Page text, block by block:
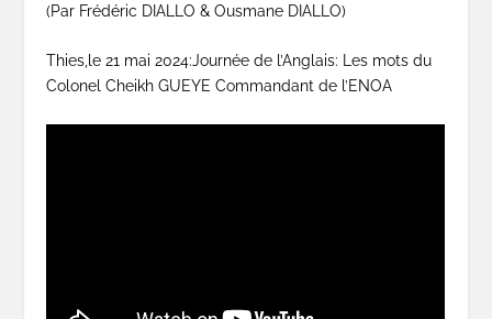
(Par Frédéric DIALLO & Ousmane DIALLO)
Thies,le 21 mai 2024:Journée de l’Anglais: Les mots du
Colonel Cheikh GUEYE Commandant de l’ENOA